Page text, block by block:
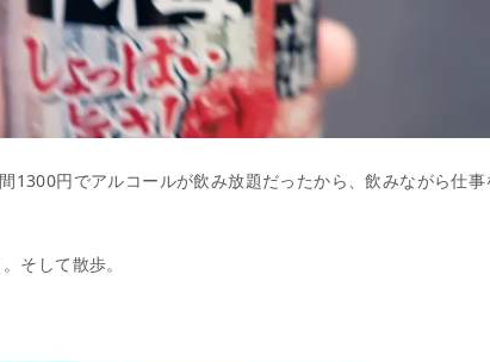
1300円でアルコールが飲み放題だったから、飲みながら仕
そして散歩。